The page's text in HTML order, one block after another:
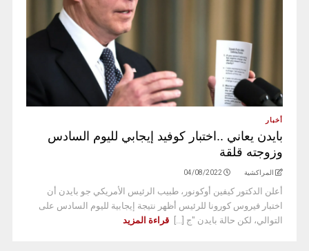
أخبار
بايدن يعاني ..اختبار كوفيد إيجابي لليوم السادس
وزوجته قلقة
المراكشية 04/08/2022
أعلن الدكتور كيفين أوكونور، طبيب الرئيس الأمريكي جو بايدن أن
اختبار فيروس كورونا للرئيس أظهر نتيجة إيجابية لليوم السادس على
التوالي، لكن حالة بايدن "ج [...]
قراءة المزيد